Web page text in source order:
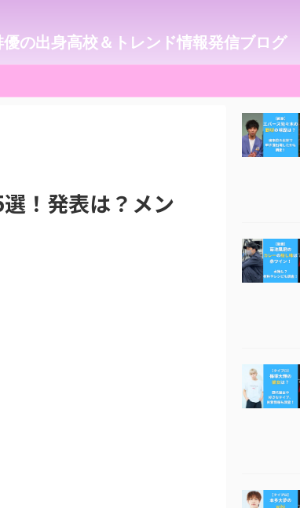
の出身高校＆トレンド情報発信ブログ
！発表は？メン